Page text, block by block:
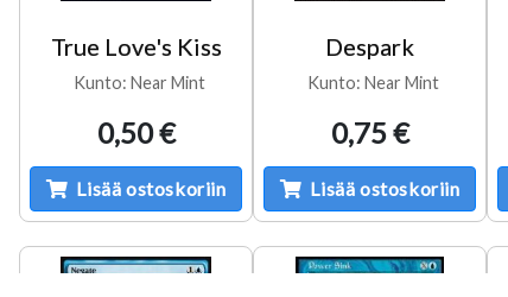
True Love's Kiss
Kunto: Near Mint
0,50 €
Lisää ostoskoriin
Despark
Kunto: Near Mint
0,75 €
Lisää ostoskoriin